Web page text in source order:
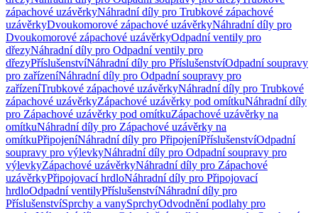
zápachové uzávěrkyNáhradní díly pro Trubkové zápachové
uzávěrkyDvoukomorové zápachové uzávěrkyNáhradní díly pro
Dvoukomorové zápachové uzávěrkyOdpadní ventily pro
dřezyNáhradní díly pro Odpadní ventily pro
dřezyPříslušenstvíNáhradní díly pro PříslušenstvíOdpadní soupravy
pro zařízeníNáhradní díly pro Odpadní soupravy pro
zařízeníTrubkové zápachové uzávěrkyNáhradní díly pro Trubkové
zápachové uzávěrkyZápachové uzávěrky pod omítkuNáhradní díly
pro Zápachové uzávěrky pod omítkuZápachové uzávěrky na
omítkuNáhradní díly pro Zápachové uzávěrky na
omítkuPřipojeníNáhradní díly pro PřipojeníPříslušenstvíOdpadní
soupravy pro výlevkyNáhradní díly pro Odpadní soupravy pro
výlevkyZápachové uzávěrkyNáhradní díly pro Zápachové
uzávěrkyPřipojovací hrdloNáhradní díly pro Připojovací
hrdloOdpadní ventilyPříslušenstvíNáhradní díly pro
PříslušenstvíSprchy a vanySprchyOdvodnění podlahy pro